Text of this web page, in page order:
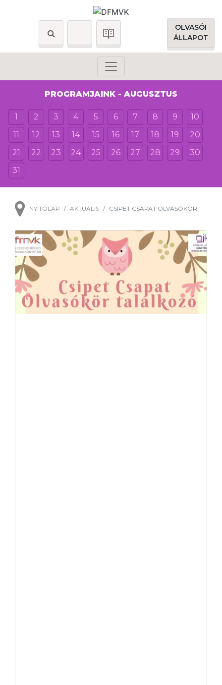
OLVASÓI
ÁLLAPOT
PROGRAMJAINK - AUGUSZTUS
1 2 3 4 5 6 7 8 9
10
11
12 13 14 15 16 17 18 19
20
21
22 23 24 25 26 27 28 29
30
31
NYITÓLAP AKTUÁLIS CSIPET CSAPAT OLVASÓKÖR